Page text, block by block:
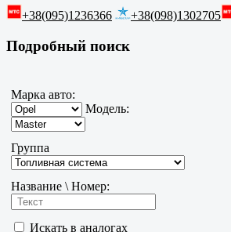
+38(095)1236366 +38(098)1302705
Подробный поиск
Марка авто:
Модель:
Группа
Название \ Номер:
Искать в аналогах